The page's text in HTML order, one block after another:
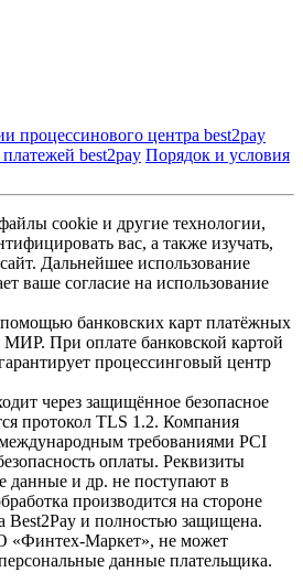
процессинового центра best2pay
best2pay Порядок и условия
cookie и другие технологии,
вас, а также изучать,
Дальнейшее использование
ваше согласие на использование
банковских карт платёжных
МИР. При оплате банковской картой
процессинговый центр
через защищённое безопасное
протокол TLS 1.2. Компания
международным требованиями PCI
оплаты. Реквизиты
данные и др. не поступают в
производится на стороне
Best2Pay и полностью защищена.
«Финтех-Маркет», не может
данные плательщика.